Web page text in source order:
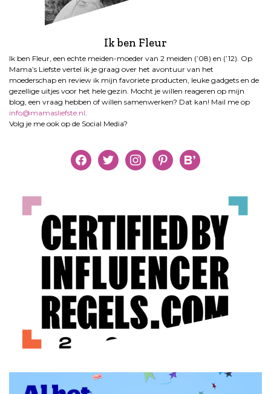
Ik ben Fleur
Ik ben Fleur, een echte meiden-moeder van 2 meiden (’08) en (’12). Op
Mama’s Liefste vertel ik je graag over het avontuur van het
moederschap en review ik mijn favoriete producten, leuke gadgets en de
gezellige uitjes voor het hele gezin. Mocht je willen reageren op mijn
blog, een vraag hebben of willen samenwerken? Dat kan! Mail me op
info@mamasliefste.nl
Volg je me ook op de Social Media?
facebooktwitter instagrampinterestbloglovin